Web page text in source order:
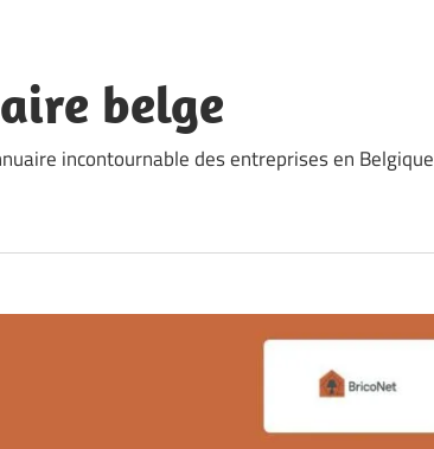
belge
incontournable des entreprises en Belgique